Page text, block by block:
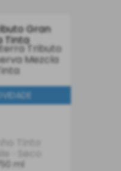
Tributo
Mezcla
Tinto
Seco
ml